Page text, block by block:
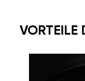
VORTEILE